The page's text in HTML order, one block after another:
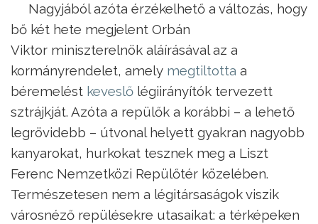
Nagyjából azóta érzékelhető a változás, hogy
bő két hete megjelent Orbán
Viktor miniszterelnök aláírásával az a
kormányrendelet, amely megtiltotta a
béremelést keveslő légiirányítók tervezett
sztrájkját. Azóta a repülők a korábbi – a lehető
legrövidebb – útvonal helyett gyakran nagyobb
kanyarokat, hurkokat tesznek meg a Liszt
Ferenc Nemzetközi Repülőtér közelében.
Természetesen nem a légitársaságok viszik
városnéző repülésekre utasaikat: a térképeken